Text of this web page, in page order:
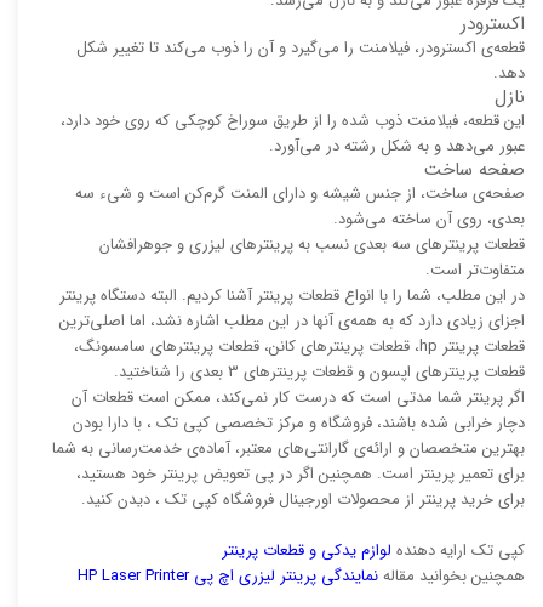
اکسترودر
قطعه‌ی اکسترودر، فیلامنت را می‌گیرد و آن را ذوب می‌کند تا تغییر شکل
دهد.
نازل
این قطعه، فیلامنت ذوب شده را از طریق سوراخ کوچکی که روی خود دارد،
عبور می‌دهد و به شکل رشته در می‌آورد.
صفحه ساخت
صفحه‌ی ساخت، از جنس شیشه و دارای المنت گرم‌کن است و شیء سه
بعدی، روی آن ساخته می‌شود.
قطعات پرینترهای سه بعدی نسب به پرینترهای لیزری و جوهرافشان
متفاوت‌تر است.
در این مطلب، شما را با انواع قطعات پرینتر آشنا کردیم. البته دستگاه پرینتر
اجزای زیادی دارد که به همه‌ی آنها در این مطلب اشاره نشد، اما اصلی‌ترین
قطعات پرینتر hp، قطعات پرینترهای کانن، قطعات پرینترهای سامسونگ،
قطعات پرینترهای اپسون و قطعات پرینترهای 3 بعدی را شناختید.
اگر پرینتر شما مدتی است که درست کار نمی‌کند، ممکن است قطعات آن
دچار خرابی شده باشند، فروشگاه و مرکز تخصصی کپی تک ، با دارا بودن
بهترین متخصصان و ارائه‌ی گارانتی‌های معتبر، آماده‌ی خدمت‌رسانی به شما
برای تعمیر پرینتر است. همچنین اگر در پی تعویض پرینتر خود هستید،
برای خرید پرینتر از محصولات اورجینال فروشگاه کپی تک ، دیدن کنید.
کپی تک ارایه دهنده لوازم یدکی و قطعات پرینتر
همچنین بخوانید مقالهنمایندگی پرینتر لیزری اچ پی HP Laser Printer